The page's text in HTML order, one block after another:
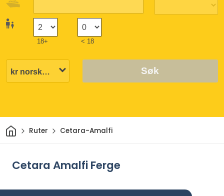
18+ < 18
Søk
HjemRuter Cetara-Amalfi
Cetara Amalfi Ferge